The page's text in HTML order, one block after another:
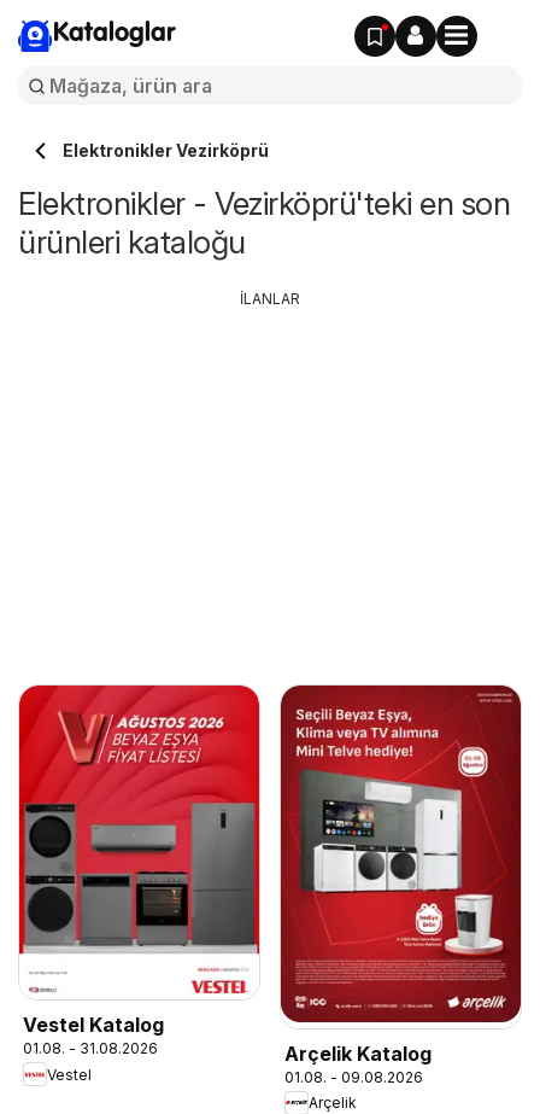
Kataloglar
Elektronikler Vezirköprü
Elektronikler - Vezirköprü'teki en son
ürünleri kataloğu
Vestel Katalog
01.08. - 31.08.2026
Vestel
Arçelik Katalog
01.08. - 09.08.2026
Arçelik
İLANLAR